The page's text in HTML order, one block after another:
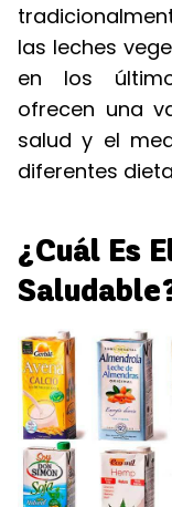
las leches
en los
ofrecen una
salud y el
diferentes
¿Cuál Es